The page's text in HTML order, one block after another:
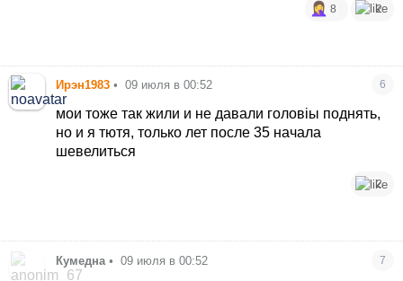
8 2
Ирэн1983 • 09 июля в 00:52 6
мои тоже так жили и не давали головіы поднять,
но и я тютя, только лет после 35 начала
шевелиться
2
Кумедна • 09 июля в 00:52 7